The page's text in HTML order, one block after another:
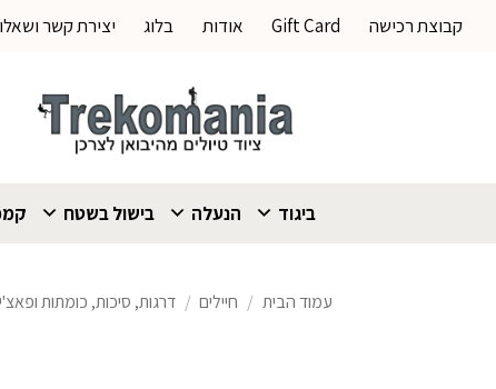
קבוצת רכישה Gift Card אודות בלוג יצירת קשר
ביגוד הנעלה בישול בשטח
עמוד הבית / חיילים / דרגות, סיכות, כומתות